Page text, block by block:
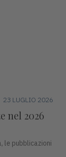
23 LUGLIO 2026
nel 2026
le pubblicazioni